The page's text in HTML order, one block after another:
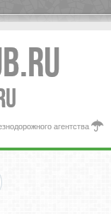
агентства